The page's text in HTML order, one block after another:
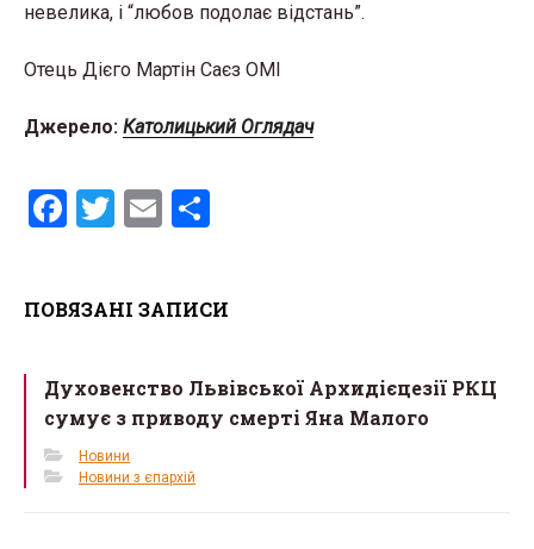
невелика, і “любов подолає відстань”.
Отець Дієго Мартін Саєз ОМІ
Джерело: Католицький Оглядач
F
b
o
k
T
er
E
e
ПОВЯЗАНІ ЗАПИСИ
Духовенство Львівської Архидієцезії РКЦ
сумує з приводу смерті Яна Малого
Новини
Новини з єпархій